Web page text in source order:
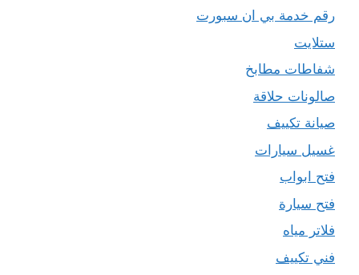
رقم خدمة بي ان سبورت
ستلايت
شفاطات مطابخ
صالونات حلاقة
صيانة تكييف
غسيل سيارات
فتح ابواب
فتح سيارة
فلاتر مياه
فني تكييف